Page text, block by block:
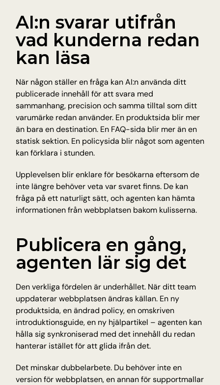
AI:n svarar utifrån
vad kunderna redan
kan läsa
När någon ställer en fråga kan AI:n använda ditt
publicerade innehåll för att svara med
sammanhang, precision och samma tilltal som ditt
varumärke redan använder. En produktsida blir mer
än bara en destination. En FAQ-sida blir mer än en
statisk sektion. En policysida blir något som agenten
kan förklara i stunden.
Upplevelsen blir enklare för besökarna eftersom de
inte längre behöver veta var svaret finns. De kan
fråga på ett naturligt sätt, och agenten kan hämta
informationen från webbplatsen bakom kulisserna.
Publicera en gång,
agenten lär sig det
Den verkliga fördelen är underhållet. När ditt team
uppdaterar webbplatsen ändras källan. En ny
produktsida, en ändrad policy, en omskriven
introduktionsguide, en ny hjälpartikel – agenten kan
hålla sig synkroniserad med det innehåll du redan
hanterar istället för att glida ifrån det.
Det minskar dubbelarbete. Du behöver inte en
version för webbplatsen, en annan för supportmallar